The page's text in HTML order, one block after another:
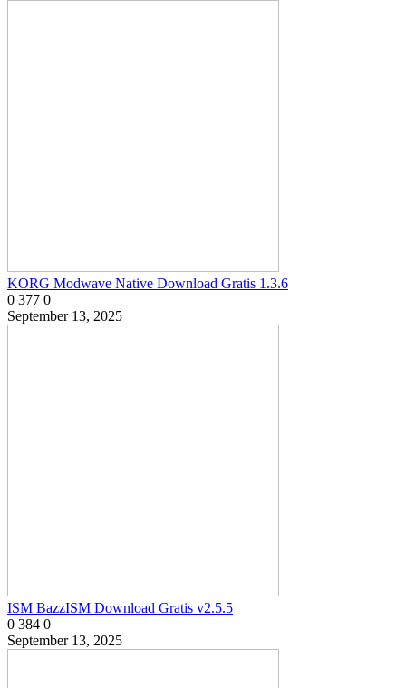
KORG Modwave Native Download Gratis 1.3.6
0 377 0
September 13, 2025
ISM BazzISM Download Gratis v2.5.5
0 384 0
September 13, 2025